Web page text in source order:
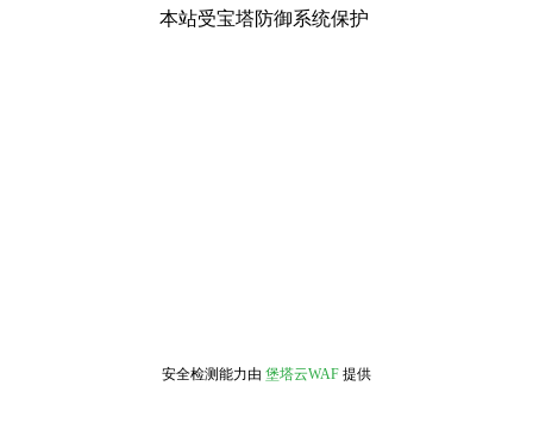
本站受宝塔防御系统保护
安全检测能力由 堡塔云WAF 提供